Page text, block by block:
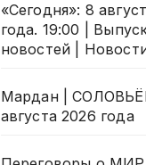
«Сегодня»: 8
года. 19:00 |
новостей |
Мардан |
августа 2026 года